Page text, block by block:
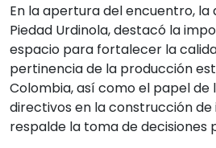
En la apertura del encuentro, la
Piedad Urdinola, destacó la
espacio para fortalecer la
pertinencia de la producción
Colombia, así como el papel de
directivos en la construcción
respalde la toma de decisiones